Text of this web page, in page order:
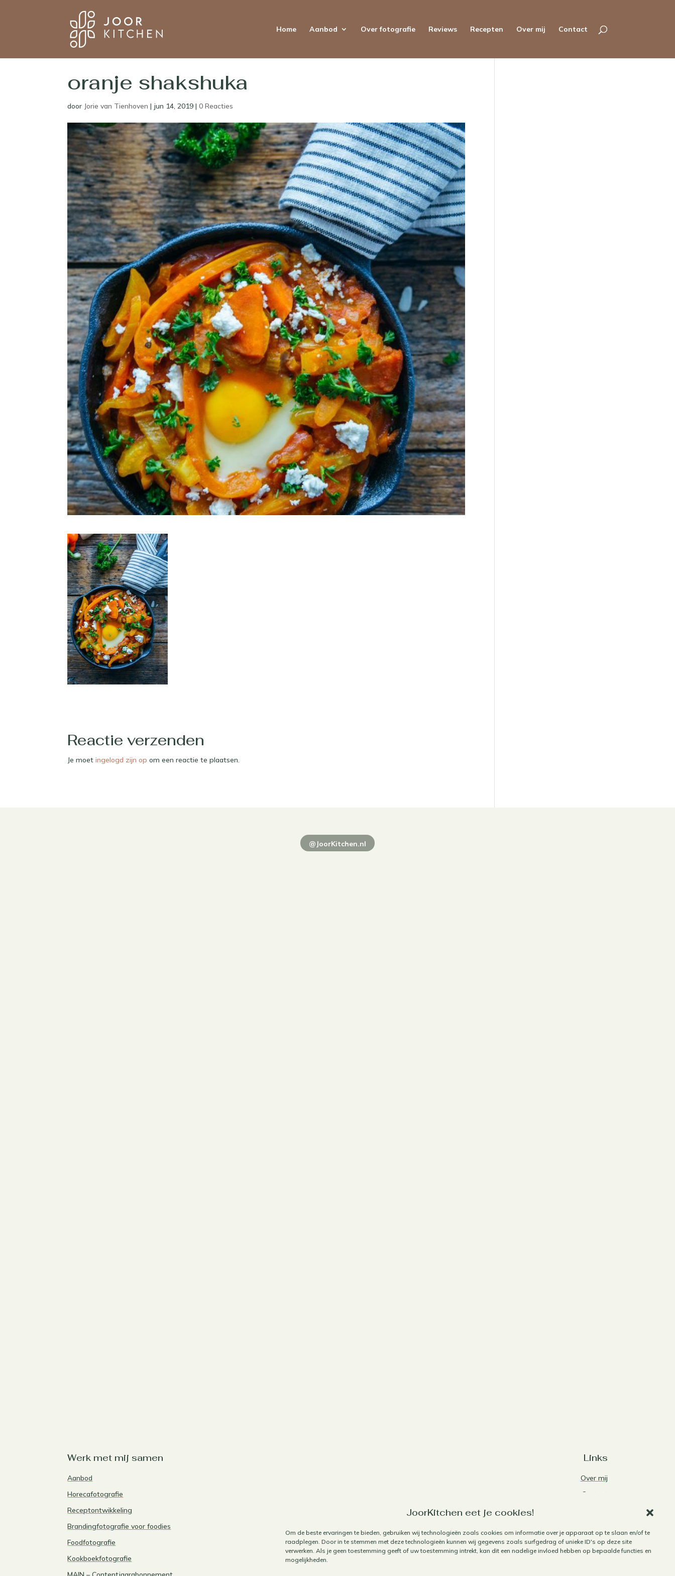
JoorKitchen eet je cookies!
Om de beste ervaringen te bieden, gebruiken wij technologieën zoals cookies om informatie over je apparaat op te slaan en/of te
raadplegen. Door in te stemmen met deze technologieën kunnen wij gegevens zoals surfgedrag of unieke ID's op deze site
verwerken. Als je geen toestemming geeft of uw toestemming intrekt, kan dit een nadelige invloed hebben op bepaalde functies en
mogelijkheden.
Home Aanbod Over fotografie Reviews Recepten Over mij Contact
oranje shakshuka
door Jorie van Tienhoven | jun 14, 2019 |0 Reacties
Reactie verzenden
Je moetingelogd zijn op om een reactie te plaatsen.
@JoorKitchen.nl
Werk met mij samen
Aanbod
Horecafotografie
Receptontwikkeling
Brandingfotografie voor foodies
Foodfotografie
Kookboekfotografie
Links
Over mij
Contact
Algemene voorwaarden
Cookiebeleid